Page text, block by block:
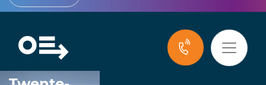
Vierbaans
weg